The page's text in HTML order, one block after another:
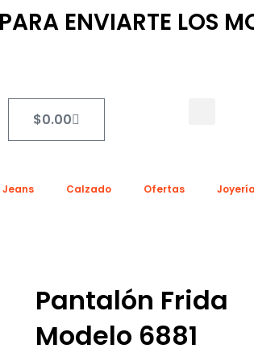
ENVIARTE LOS
$0.00
Jeans Calzado Ofertas
Pantalón Frida
Modelo 6881